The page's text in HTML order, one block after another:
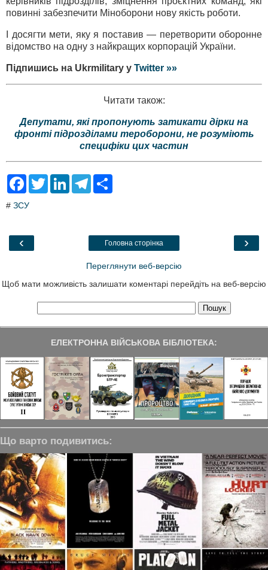
повинні забезпечити Міноборони нову якість роботи.
І досягти мети, яку я поставив — перетворити оборонне
відомство на одну з найкращих корпорацій України.
Підпишись на Ukrmilitary у Twitter »»
Читати також:
Депутати, які пропонують затикати дірки на
фронті підрозділами тероборони, не розуміють
специфіки цих частин
F
e
o
T
L
T
a
# ЗСУ
‹ ›
Головна сторінка
Переглянути веб-версію
Щоб мати можливість залишати коментарі перейдіть на веб-версію
ЕЛЕКТРОННА ВІЙСЬКОВА БІБЛІОТЕКА:
Що варто подивитись: